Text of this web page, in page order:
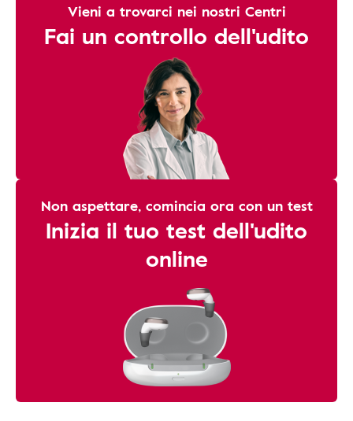
Vieni a trovarci nei nostri Centri
Fai un controllo dell'udito
Non aspettare, comincia ora con un test
Inizia il tuo test dell'udito
online